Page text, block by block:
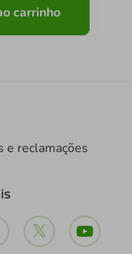
carrinho
e reclamações